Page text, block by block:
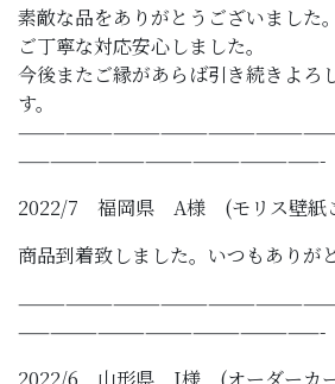
素敵な品をありがとうございました。
ご丁寧な対応安心しました。
今後またご縁があらば引き続きよろ
す。
———————————————————-
2022/7 福岡県 A様 (モリス壁紙
商品到着致しました。いつもありが
———————————————————-
2022/6 山形県 I様 (オーダーカ